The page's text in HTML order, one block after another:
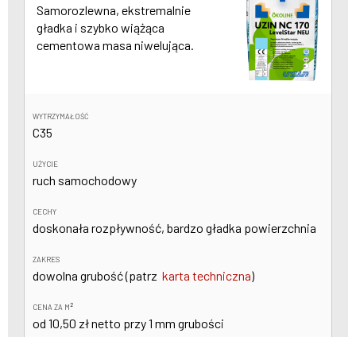
Samorozlewna, ekstremalnie
gładka i szybko wiążąca
cementowa masa niwelująca.
WYTRZYMAŁOŚĆ
C35
UŻYCIE
ruch samochodowy
CECHY
doskonała rozpływność, bardzo gładka powierzchnia
ZAKRES
dowolna grubość (patrz karta techniczna)
CENA ZA M2
od 10,50 zł netto przy 1 mm grubości